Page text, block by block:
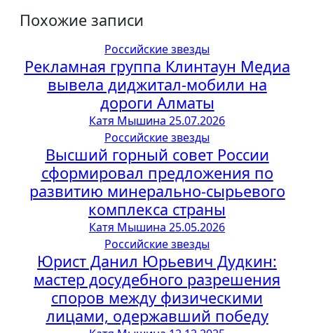
Похожие записи
Российские звезды
Рекламная группа Клинтаун Медиа
вывела диджитал-мобили на
дороги Алматы
Катя Мышина 25.07.2026
Российские звезды
Высший горный совет России
сформировал предложения по
развитию минерально-сырьевого
комплекса страны
Катя Мышина 25.05.2026
Российские звезды
Юрист Данил Юрьевич Дудкин:
мастер досудебного разрешения
споров между физическими
лицами, одержавший победу